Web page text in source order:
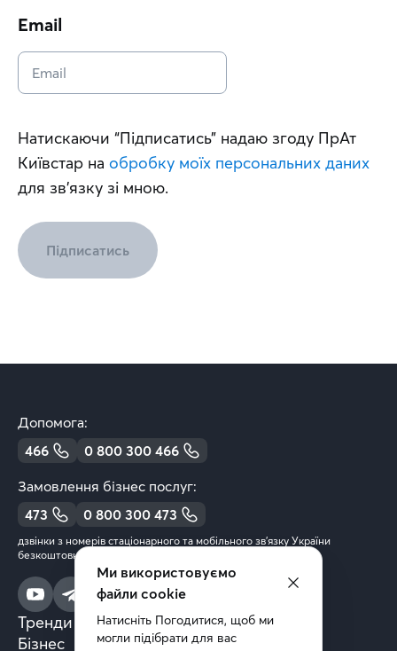
Email
Натискаючи “Підписатись” надаю згоду ПрАт
Київстар на обробку моїх персональних даних
для зв'язку зі мною.
Підписатись
Допомога:
466
0 800 300 466
Замовлення бізнес послуг:
473
0 800 300 473
дзвінки з номерів стаціонарного та мобільного зв’язку України
безкоштовні
Тренди та аналітика
Бізнес
Ми використовуємо
файли cookie
Натисніть Погодитися, щоб ми
могли підібрати для вас